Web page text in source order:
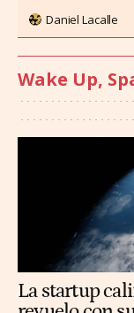
Daniel Lacalle
Wake Up,
La startup